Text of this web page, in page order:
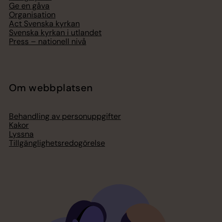
Ge en gåva
Organisation
Act Svenska kyrkan
Svenska kyrkan i utlandet
Press – nationell nivå
Om webbplatsen
Behandling av personuppgifter
Kakor
Lyssna
Tillgänglighetsredogörelse